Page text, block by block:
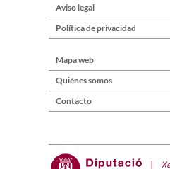
Aviso legal
Política de privacidad
Mapa web
Quiénes somos
Contacto